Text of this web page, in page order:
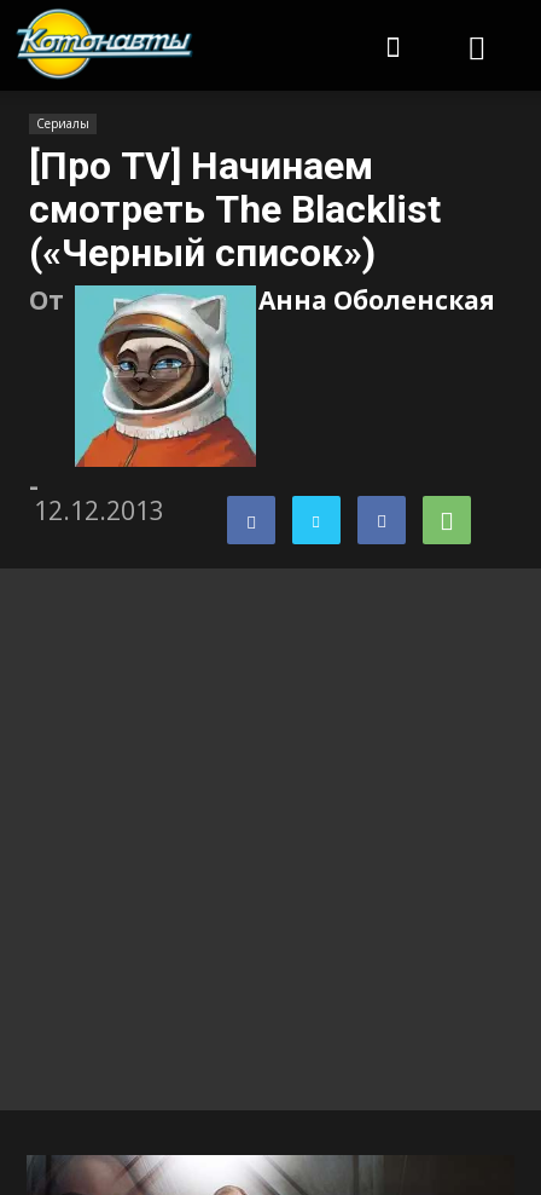
Сериалы
[Про TV] Начинаем
смотреть The Blacklist
(«Черный список»)
От Анна Оболенская
-
12.12.2013